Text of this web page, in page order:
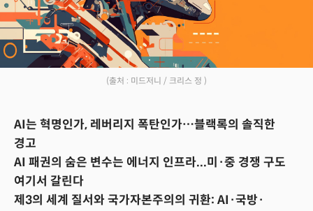
(출처 : 미드저니 / 크리스 정 )
AI는 혁명인가, 레버리지 폭탄인가…블랙록의 솔직한
경고
AI 패권의 숨은 변수는 에너지 인프라...미·중 경쟁 구도
여기서 갈린다
제3의 세계 질서와 국가자본주의의 귀환: AI·국방·